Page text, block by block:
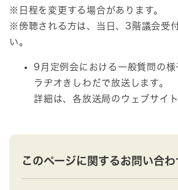
※日程を変更する場合があります。
※傍聴される方は、当日、3階議会受
い。
9月定例会における一般質問の様
ラヂオきしわだで放送します。
詳細は、各放送局のウェブサイ
このページに関するお問い合わ